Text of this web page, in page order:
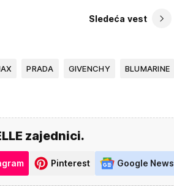
Sledeća vest
PRADA GIVENCHY BLUMARINE
zajednici.
Pinterest Google News